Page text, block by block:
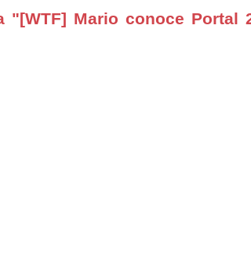
"[WTF] Mario conoce Portal